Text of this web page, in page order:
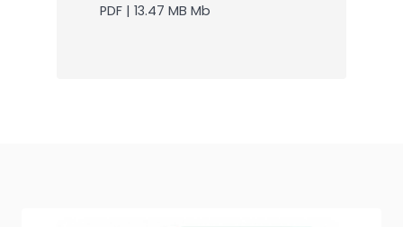
PDF | 13.47 MB Mb